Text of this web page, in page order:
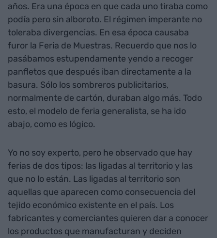
años. Era una época en que cada uno tiraba como
podía pero sin alboroto. El régimen imperante no
toleraba divergencias. En esa época causaba
furor la Feria de Muestras. Recuerdo que nos lo
pasábamos estupendamente yendo a recoger
panfletos que después iban directamente a la
basura. Sólo los sombreros publicitarios,
normalmente de cartón, duraban algo más. Todo
esto, el modelo de feria generalista, se ha ido
abajo, como es lógico.
Yo no soy experto, pero he observado que hay
ferias de dos tipos: las ligadas al territorio y las
que no lo están. Las ligadas al territorio son
aquellas que aparecen como consecuencia del
tejido económico existente en el país. Los
fabricantes y comerciantes quieren dar a conocer
los productos que manufacturan y deciden